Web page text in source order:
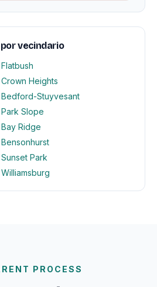
vecindario
Heights
Stuyvesant
Slope
Ridge
Park
PROCESS